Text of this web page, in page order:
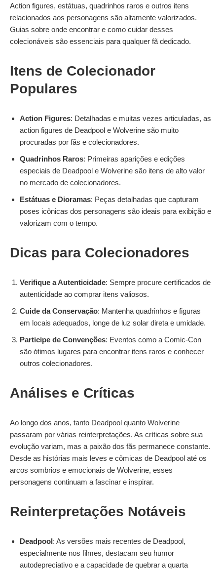
Action figures, estátuas, quadrinhos raros e outros itens
relacionados aos personagens são altamente valorizados.
Guias sobre onde encontrar e como cuidar desses
colecionáveis são essenciais para qualquer fã dedicado.
Itens de Colecionador
Populares
Action Figures: Detalhadas e muitas vezes articuladas, as
action figures de Deadpool e Wolverine são muito
procuradas por fãs e colecionadores.
Quadrinhos Raros: Primeiras aparições e edições
especiais de Deadpool e Wolverine são itens de alto valor
no mercado de colecionadores.
Estátuas e Dioramas: Peças detalhadas que capturam
poses icônicas dos personagens são ideais para exibição e
valorizam com o tempo.
Dicas para Colecionadores
Verifique a Autenticidade: Sempre procure certificados de
autenticidade ao comprar itens valiosos.
Cuide da Conservação: Mantenha quadrinhos e figuras
em locais adequados, longe de luz solar direta e umidade.
Participe de Convenções: Eventos como a Comic-Con
são ótimos lugares para encontrar itens raros e conhecer
outros colecionadores.
Análises e Críticas
Ao longo dos anos, tanto Deadpool quanto Wolverine
passaram por várias reinterpretações. As críticas sobre sua
evolução variam, mas a paixão dos fãs permanece constante.
Desde as histórias mais leves e cômicas de Deadpool até os
arcos sombrios e emocionais de Wolverine, esses
personagens continuam a fascinar e inspirar.
Reinterpretações Notáveis
Deadpool: As versões mais recentes de Deadpool,
especialmente nos filmes, destacam seu humor
autodepreciativo e a capacidade de quebrar a quarta